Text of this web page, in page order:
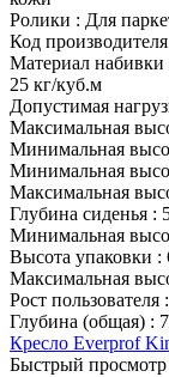
Ролики : Для
Код производителя
Материал набивки
25 кг/куб.м
Допустимая
Максимальная
Минимальная
Минимальная
Максимальная
Глубина сиденья :
Минимальная
Высота упаковки :
Максимальная
Рост пользователя :
Глубина (общая) :
Кресло Everprof
Быстрый просмотр